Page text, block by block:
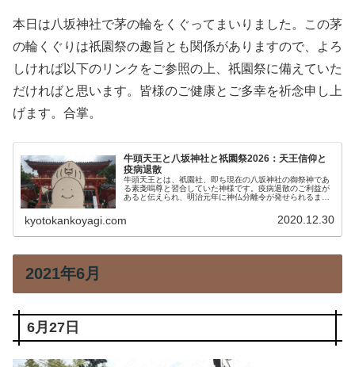
本日は八坂神社で茅の輪をくぐってまいりました。この茅
の輪くぐりは祇園祭の趣旨とも関係がありますので、よろ
しければ以下のリンクをご参照の上、祇園祭に備えていた
だければと思います。皆様のご健康とご多幸を祈念申し上
げます。合掌。
牛頭天王と八坂神社と祇園祭2026：天王信仰と
疫病退散
牛頭天王とは、祇園社、即ち現在の八坂神社の御祭神であ
る素戔嗚尊と習合していた神様です。疫病退散のご利益が
あると伝えられ、明治元年に神仏分離令が発せられるまで
王と天王信仰、疫病に対するご利益につきご紹介します。
kyotokankoyagi.com 2020.12.30
2021年6月
6月27日